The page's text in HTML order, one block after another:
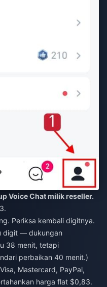
Voice Chat milik reseller.
Periksa kembali digitnya.
digit — dukungan
38 menit, tetapi
perbaikan 40 menit.)
Visa, Mastercard, PayPal,
harga flat $0,83.